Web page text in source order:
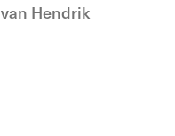
van Hendrik